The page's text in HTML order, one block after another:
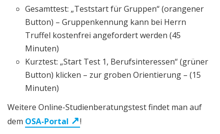
Gesamttest: „Teststart für Gruppen“ (orangener
Button) – Gruppenkennung kann bei Herrn
Truffel kostenfrei angefordert werden (45
Minuten)
Kurztest: „Start Test 1, Berufsinteressen“ (grüner
Button) klicken – zur groben Orientierung – (15
Minuten)
Weitere Online-Studienberatungstest findet man auf
dem OSA-Portal
!